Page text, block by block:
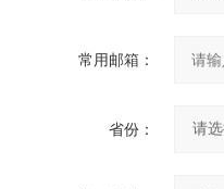
常用邮箱：
省份：